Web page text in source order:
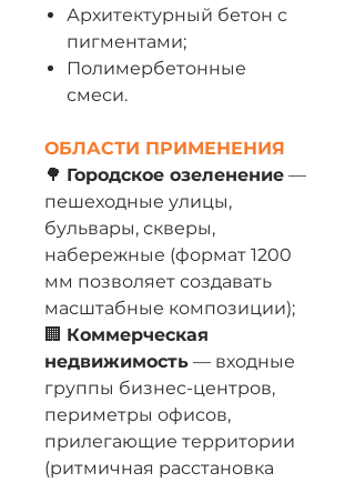
Архитектурный бетон с
пигментами;
Полимербетонные
смеси.
ОБЛАСТИ ПРИМЕНЕНИЯ
🌳 Городское озеленение —
пешеходные улицы,
бульвары, скверы,
набережные (формат 1200
мм позволяет создавать
масштабные композиции);
🏢 Коммерческая
недвижимость — входные
группы бизнес-центров,
периметры офисов,
прилегающие территории
(ритмичная расстановка